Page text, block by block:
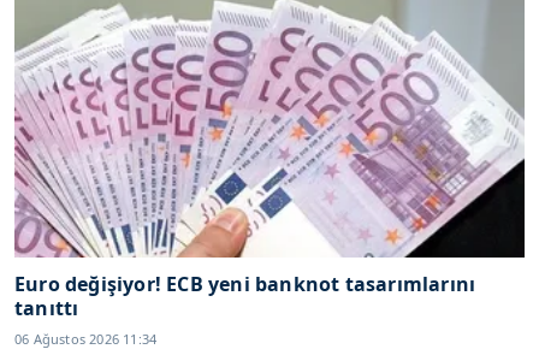
Euro değişiyor! ECB yeni banknot tasarımlarını
tanıttı
06 Ağustos 2026 11:34